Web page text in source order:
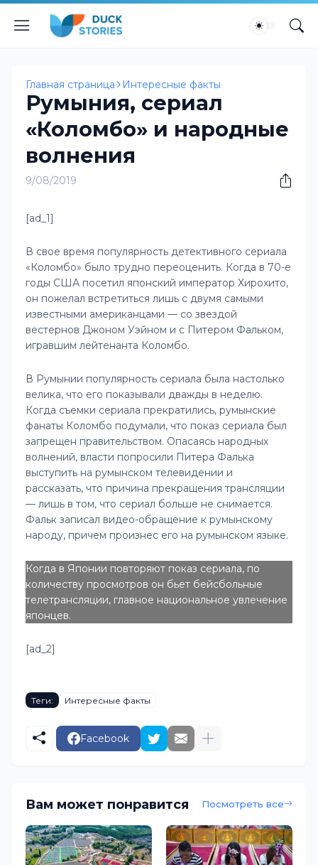
Главная страница Интересные факты
Румыния, сериал
«Коломбо» и народные
волнения
9/08/2019
[ad_1]
В свое время популярность детективного сериала
«Коломбо» было трудно переоценить. Когда в 70-е
годы США посетил японский император Хирохито,
он пожелал встретиться лишь с двумя самыми
известными американцами — со звездой
вестернов Джоном Уэйном и с Питером Фальком,
игравшим лейтенанта Коломбо.
В Румынии популярность сериала была настолько
велика, что его показывали дважды в неделю.
Когда съемки сериала прекратились, румынские
фанаты Коломбо подумали, что показ сериала был
запрещен правительством. Опасаясь народных
волнений, власти попросили Питера Фалька
выступить на румынском телевидении и
рассказать, что причина прекращения трансляции
— лишь в том, что сериал больше не снимается.
Фальк записал видео-обращение к румынскому
народу, причем произнес его на румынском языке.
Когда в Японии повторяют показ сериала, по
количеству просмотров он бьет бейсбольные
телетрансляции, главное национальное увлечение
японцев.
[ad_2]
Теги: Интересные факты
Facebook
Вам может понравится Посмотреть все